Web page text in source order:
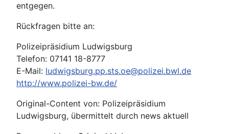
entgegen.
Rückfragen bitte an:
Polizeipräsidium Ludwigsburg
Telefon: 07141 18-8777
E-Mail: ludwigsburg.pp.sts.oe@polizei.bwl.de
http://www.polizei-bw.de/
Original-Content von: Polizeipräsidium
Ludwigsburg, übermittelt durch news aktuell